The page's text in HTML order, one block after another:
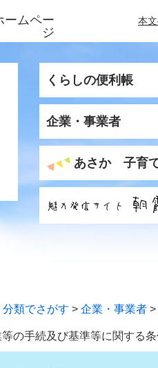
ームペー
ジ
本
くらしの便利帳
企業・事業者
あさか 子育
分類でさがす > 企業・事業者 >
の手続及び基準等に関する